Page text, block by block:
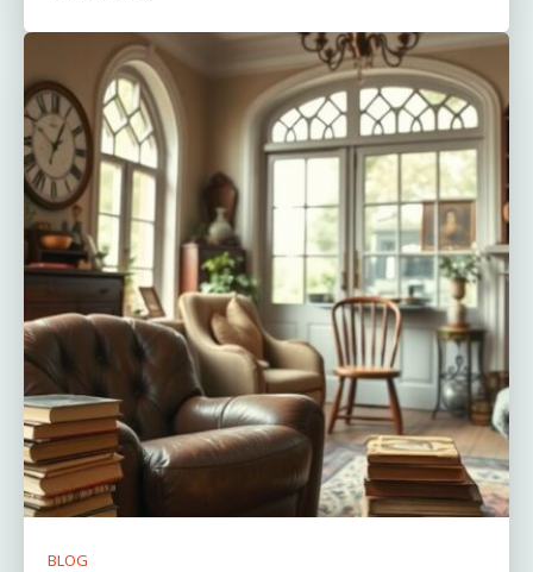
BLOG